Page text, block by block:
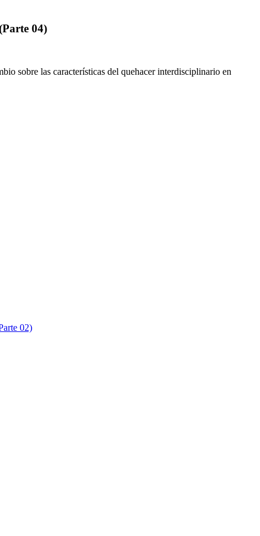
04)
sobre las características del quehacer interdisciplinario en
02)